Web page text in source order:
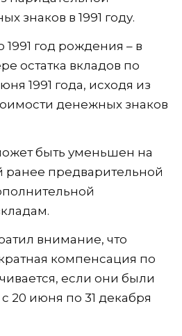
знаков в 1991 году.
1991 год рождения – в
остатка вкладов по
1991 года, исходя из
денежных знаков
быть уменьшен на
ранее предварительной
внимание, что
компенсация по
если они были
20 июня по 31 декабря